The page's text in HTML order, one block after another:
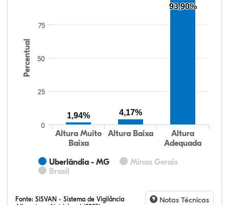
Percentual
Uberlândia - MG
Minas Gerais
Brasil
Altura Muito
Baixa
Altura Baixa
Altura
Adequada
0
25
50
75
1,94% 4,17%
93,90%
Fonte: SISVAN - Sistema de Vigilância
Notas Técnicas